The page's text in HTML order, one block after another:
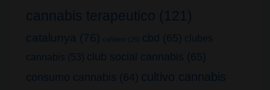
cannabis terapeutico (121)
catalunya (76) cañamo (26) cbd (65) clubes
cannabis (53) club social cannabis (65)
consumo cannabis (64) cultivo cannabis